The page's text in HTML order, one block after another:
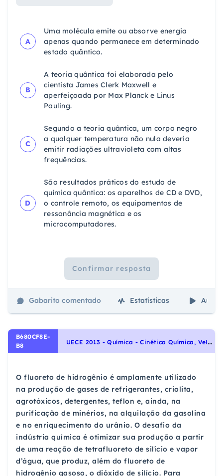
A
Uma molécula emite ou absorve energia
apenas quando permanece em determinado
estado quântico.
B
A teoria quântica foi elaborada pelo
cientista James Clerk Maxwell e
aperfeiçoada por Max Planck e Linus
Pauling.
C
Segundo a teoria quântica, um corpo negro
a qualquer temperatura não nula deveria
emitir radiações ultravioleta com altas
frequências.
D
São resultados práticos do estudo de
química quântica: os aparelhos de CD e DVD,
o controle remoto, os equipamentos de
ressonância magnética e os
microcomputadores.
Confirmar resposta
Gabarito comentado Estatísticas Aulas
B680CF8E-
B8
U
ECE 2013 - Química - Cinética Química, Velocidade de Reação, Energia de Ativação, Concentração, Pressão, Temperatura e Catalisador
O fluoreto de hidrogênio é amplamente utilizado
na produção de gases de refrigerantes, criolita,
agrotóxicos, detergentes, teflon e, ainda, na
purificação de minérios, na alquilação da gasolina
e no enriquecimento do urânio. O desafio da
indústria química é otimizar sua produção a partir
de uma reação de tetrafluoreto de silício e vapor
d’água, que produz, além do fluoreto de
hidrogênio gasoso, o dióxido de silício. Para